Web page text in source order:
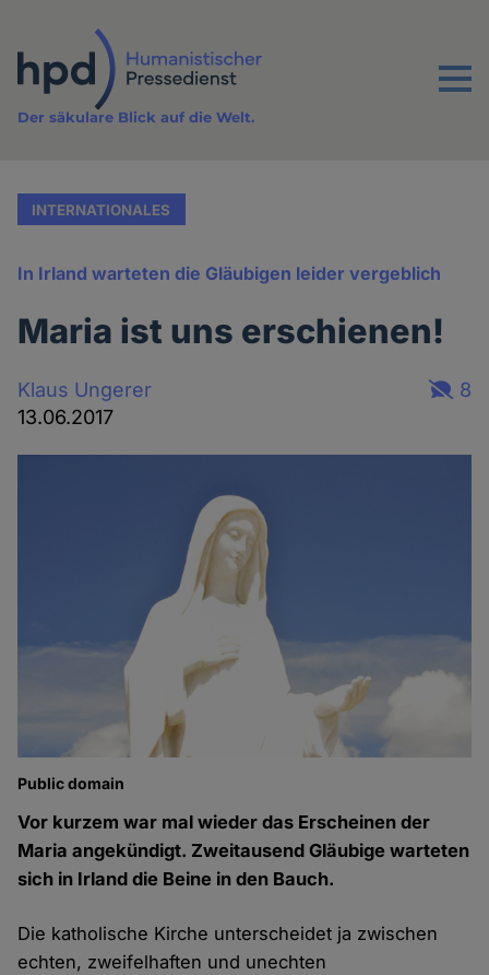
Inhalt
Menu
Der säkulare Blick auf die Welt.
INTERNATIONALES
In Irland warteten die Gläubigen leider vergeblich
Maria ist uns erschienen!
Klaus Ungerer
13.06.2017
8
Public domain
Vor kurzem war mal wieder das Erscheinen der
Maria angekündigt. Zweitausend Gläubige warteten
sich in Irland die Beine in den Bauch.
Die katholische Kirche unterscheidet ja zwischen
echten, zweifelhaften und unechten